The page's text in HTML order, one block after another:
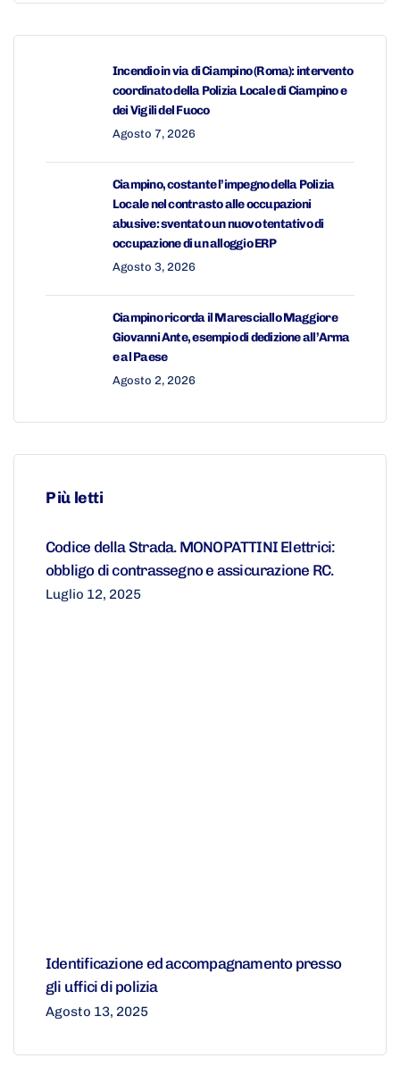
Incendio in via di Ciampino (Roma): intervento
coordinato della Polizia Locale di Ciampino e
dei Vigili del Fuoco
Agosto 7, 2026
Ciampino, costante l’impegno della Polizia
Locale nel contrasto alle occupazioni
abusive: sventato un nuovo tentativo di
occupazione di un alloggio ERP
Agosto 3, 2026
Ciampino ricorda il Maresciallo Maggiore
Giovanni Ante, esempio di dedizione all’Arma
e al Paese
Agosto 2, 2026
Più letti
Codice della Strada. MONOPATTINI Elettrici:
obbligo di contrassegno e assicurazione RC.
Luglio 12, 2025
Identificazione ed accompagnamento presso
gli uffici di polizia
Agosto 13, 2025